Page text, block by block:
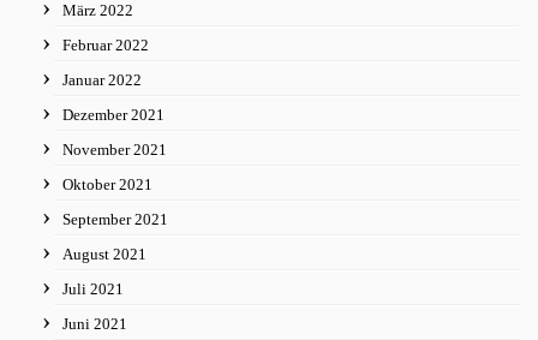
März 2022
Februar 2022
Januar 2022
Dezember 2021
November 2021
Oktober 2021
September 2021
August 2021
Juli 2021
Juni 2021